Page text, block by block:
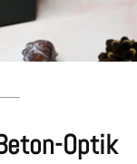
Optik